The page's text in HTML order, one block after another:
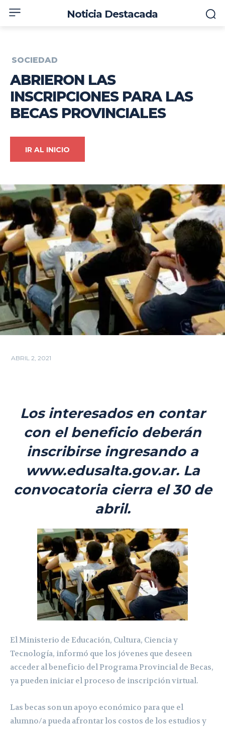
Noticia Destacada
SOCIEDAD
ABRIERON LAS
INSCRIPCIONES PARA LAS
BECAS PROVINCIALES
IR AL INICIO
ABRIL 2, 2021
Los interesados en contar
con el beneficio deberán
inscribirse ingresando a
www.edusalta.gov.ar. La
convocatoria cierra el 30 de
abril.
El Ministerio de Educación, Cultura, Ciencia y
Tecnología, informó que los jóvenes que deseen
acceder al beneficio del Programa Provincial de Becas,
ya pueden iniciar el proceso de inscripción virtual.
Las becas son un apoyo económico para que el
alumno/a pueda afrontar los costos de los estudios y